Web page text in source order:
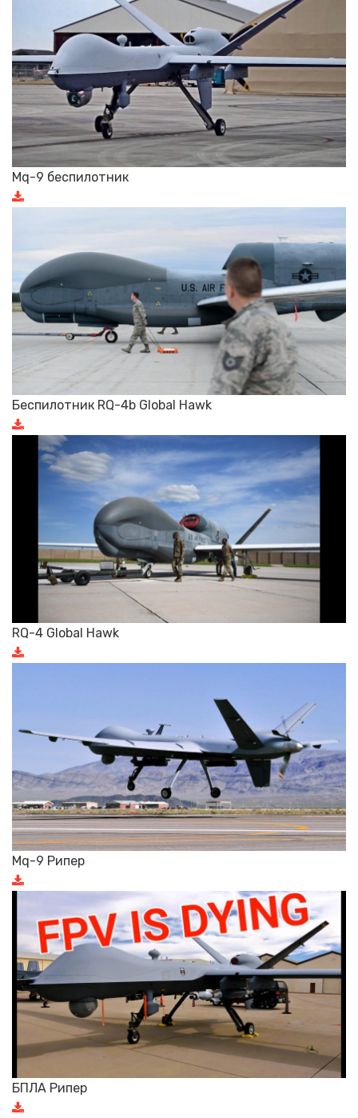
Mq-9 беспилотник
Беспилотник RQ-4b Global Hawk
RQ-4 Global Hawk
Mq-9 Рипер
БПЛА Рипер